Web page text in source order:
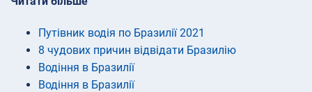
Путівник водія по Бразилії 2021
8 чудових причин відвідати Бразилію
Водіння в Бразилії
Водіння в Бразилії